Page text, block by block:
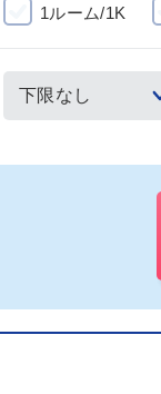
1ルーム/1K